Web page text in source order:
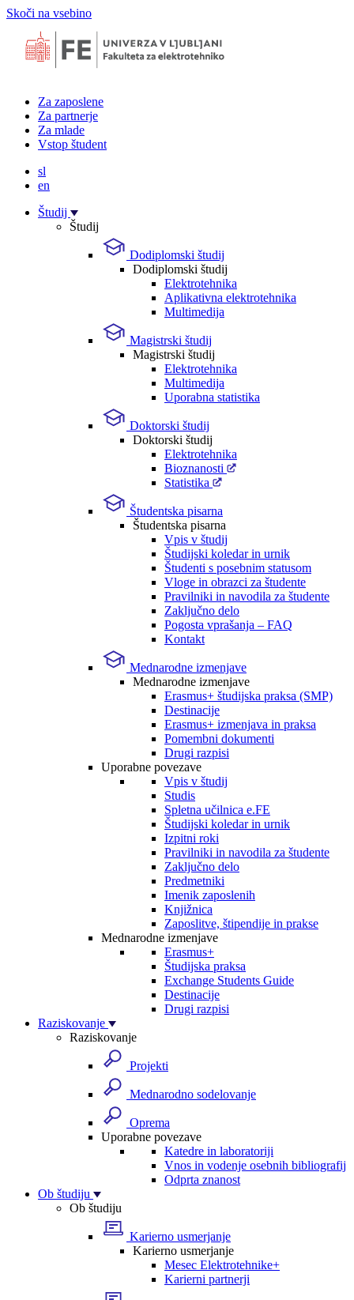
Skoči na vsebino
Za zaposlene
Za partnerje
Za mlade
Vstop študent
sl
en
Študij
Študij
Dodiplomski študij
Dodiplomski študij
Elektrotehnika
Aplikativna elektrotehnika
Multimedija
Magistrski študij
Magistrski študij
Elektrotehnika
Multimedija
Uporabna statistika
Doktorski študij
Doktorski študij
Elektrotehnika
Bioznanosti
Statistika
Študentska pisarna
Študentska pisarna
Vpis v študij
Študijski koledar in urnik
Študenti s posebnim statusom
Vloge in obrazci za študente
Pravilniki in navodila za študente
Zaključno delo
Pogosta vprašanja – FAQ
Kontakt
Mednarodne izmenjave
Mednarodne izmenjave
Erasmus+ študijska praksa (SMP)
Destinacije
Erasmus+ izmenjava in praksa
Pomembni dokumenti
Drugi razpisi
Uporabne povezave
Vpis v študij
Studis
Spletna učilnica e.FE
Študijski koledar in urnik
Izpitni roki
Pravilniki in navodila za študente
Zaključno delo
Predmetniki
Imenik zaposlenih
Knjižnica
Zaposlitve, štipendije in prakse
Mednarodne izmenjave
Erasmus+
Študijska praksa
Exchange Students Guide
Destinacije
Drugi razpisi
Raziskovanje
Raziskovanje
Projekti
Mednarodno sodelovanje
Oprema
Uporabne povezave
Katedre in laboratoriji
Vnos in vodenje osebnih bibliografij
Odprta znanost
Ob študiju
Ob študiju
Karierno usmerjanje
Karierno usmerjanje
Mesec Elektrotehnike+
Karierni partnerji